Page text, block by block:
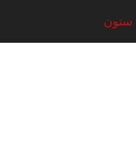
ستون